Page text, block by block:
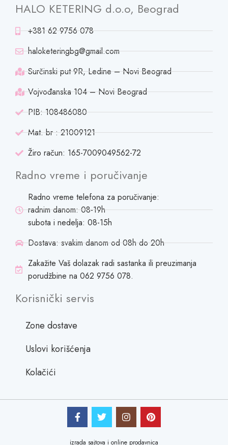
HALO KETERING d.o.o, Beograd
+381 62 9756 078
haloketeringbg@gmail.com
Surčinski put 9R, Ledine – Novi Beograd
Vojvođanska 104 – Novi Beograd
PIB: 108486080
Mat. br : 21009121
Žiro račun: 165-7009049562-72
Radno vreme i poručivanje
Radno vreme telefona za poručivanje:
radnim danom: 08-19h
subota i nedelja: 08-15h
Dostava: svakim danom od 08h do 20h
Zakažite Vaš dolazak radi sastanka ili preuzimanja
porudžbine na 062 9756 078.
Korisnički servis
Zone dostave
Uslovi korišćenja
Kolačići
izrada sajtova i online prodavnica